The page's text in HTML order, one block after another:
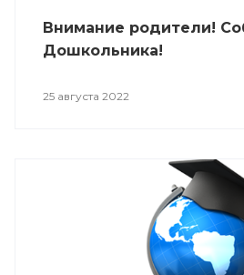
Внимание родители!
Дошкольника!
25 августа 2022